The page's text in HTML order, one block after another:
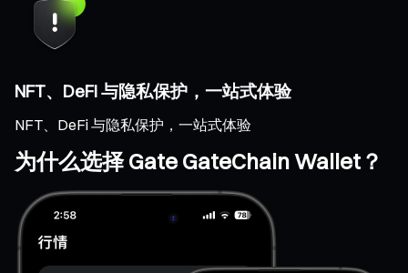
NFT、DeFi 与隐私保护，一站式体验
NFT、DeFi 与隐私保护，一站式体验
为什么选择 Gate GateChain Wallet？